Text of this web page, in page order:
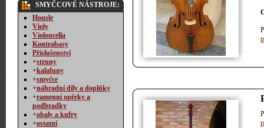
SMYČCOVÉ NÁSTROJE:
Housle
Violy
Violoncella
Kontrabasy
Příslušenství
+struny
+kalafuny
+smyčce
+náhradní díly a doplňky
+ramenní opěrky a
podbradky
+obaly a kufry
+ostatní